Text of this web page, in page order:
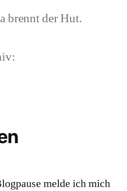
brennt der Hut.
melde ich mich